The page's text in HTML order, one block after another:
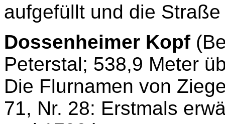
aufgefüllt und die
Dossenheimer Kopf
Peterstal; 538,9 Meter
Die Flurnamen von
71, Nr. 28: Erstmals